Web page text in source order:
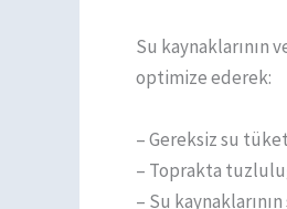
Su
optimize ederek:
– Gereksiz su
– Toprakta
– Su